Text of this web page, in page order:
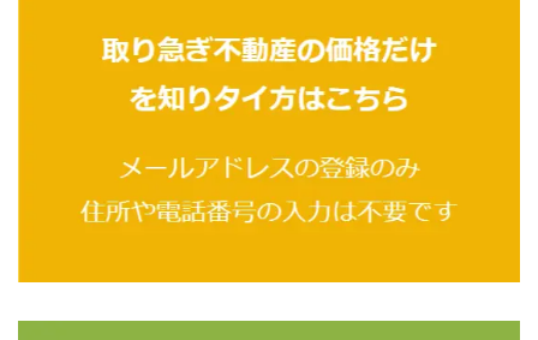
6．個人情報の第三者提供
の同意を得ることなく、個人情報を第三者に提供する
ことはございません。
当社では、保有する個人情報のご本人から個人情報の